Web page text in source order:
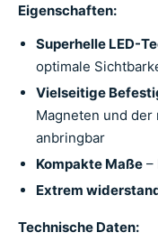
Eigenschaften:
Superhelle LED-
optimale
Vielseitige
Magneten und
anbringbar
Kompakte Maße –
Extrem
Technische Daten: